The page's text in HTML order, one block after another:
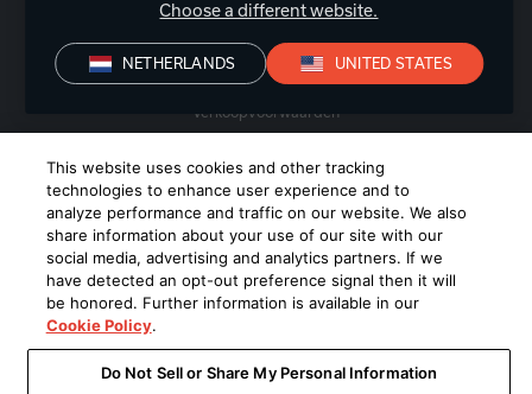
Privacyverklaring
Conformiteitsverklaring
Verkoopvoorwaarden
© 2026 Harman International Industries, Incorporated. All rights
reserved.
Choose a different website.
NETHERLANDS UNITED STATES
This website uses cookies and other tracking
technologies to enhance user experience and to
analyze performance and traffic on our website. We also
share information about your use of our site with our
social media, advertising and analytics partners. If we
have detected an opt-out preference signal then it will
be honored. Further information is available in our
Cookie Policy.
Do Not Sell or Share My Personal Information